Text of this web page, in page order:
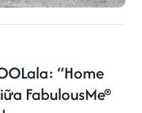
“Home
FabulousMe®